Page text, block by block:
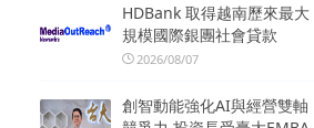
HDBank 取得越南歷來最大
規模國際銀團社會貸款
2026/08/07
創智動能強化AI與經營雙軸